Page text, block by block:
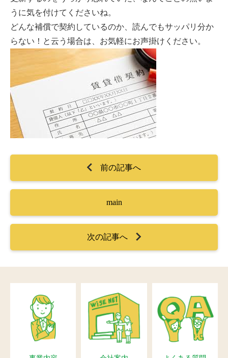
うに気を付けてくださいね。
どんな補償で契約しているのか、読んでもサッパリ分か
らない！と云う場合は、お気軽にお声掛けください。
前の記事へ
main
次の記事へ